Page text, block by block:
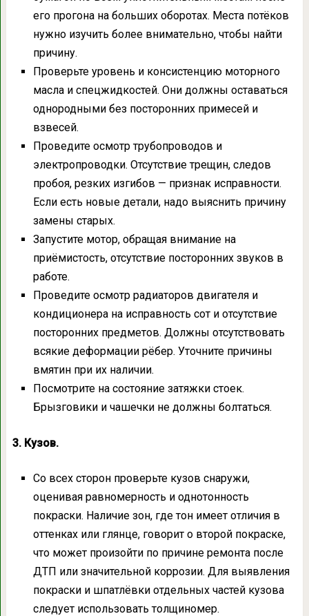
его прогона на больших оборотах. Места потёков
нужно изучить более внимательно, чтобы найти
причину.
Проверьте уровень и консистенцию моторного
масла и спецжидкостей. Они должны оставаться
однородными без посторонних примесей и
взвесей.
Проведите осмотр трубопроводов и
электропроводки. Отсутствие трещин, следов
пробоя, резких изгибов — признак исправности.
Если есть новые детали, надо выяснить причину
замены старых.
Запустите мотор, обращая внимание на
приёмистость, отсутствие посторонних звуков в
работе.
Проведите осмотр радиаторов двигателя и
кондиционера на исправность сот и отсутствие
посторонних предметов. Должны отсутствовать
всякие деформации рёбер. Уточните причины
вмятин при их наличии.
Посмотрите на состояние затяжки стоек.
Брызговики и чашечки не должны болтаться.
3. Кузов.
Со всех сторон проверьте кузов снаружи,
оценивая равномерность и однотонность
покраски. Наличие зон, где тон имеет отличия в
оттенках или глянце, говорит о второй покраске,
что может произойти по причине ремонта после
ДТП или значительной коррозии. Для выявления
покраски и шпатлёвки отдельных частей кузова
следует использовать толщиномер.